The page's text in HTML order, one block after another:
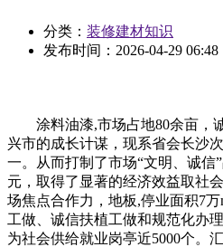
分类： 装修建材知识
发布时间： 2026-04-29 06:48
涂料油漆,市场占地80余亩，
兴市的成长计谋，现系省会长沙
一。从而打制了市场“文明、诚信
元，取得了显著的经济效益取社
场焦点合作力，地板,停业面积7
工做、诚信扶植工做和规范化办
为社会供给就业岗亭近5000个。